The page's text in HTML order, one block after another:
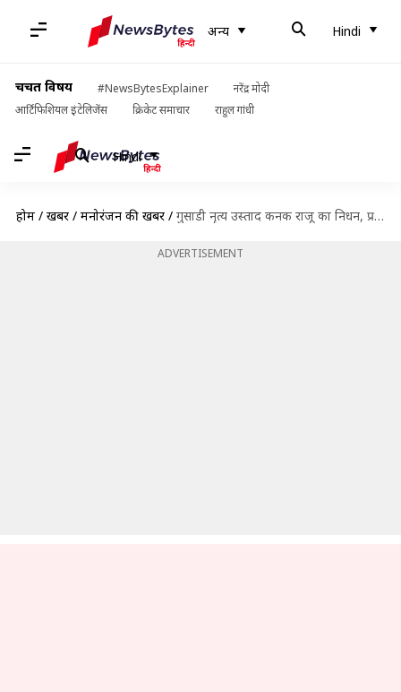
अन्य Hindi
चर्चित विषय #NewsBytesExplainer
नरेंद्र मोदी
आर्टिफिशियल इंटेलिजेंस
क्रिकेट समाचार राहुल गांधी
Hindi
होम / खबरें / मनोरंजन की खबरें / गुसाडी नृत्य उस्ताद कनक राजू का निधन, प्रधानमंत्री नरेंद्र मोदी ने जताया शोक
ADVERTISEMENT